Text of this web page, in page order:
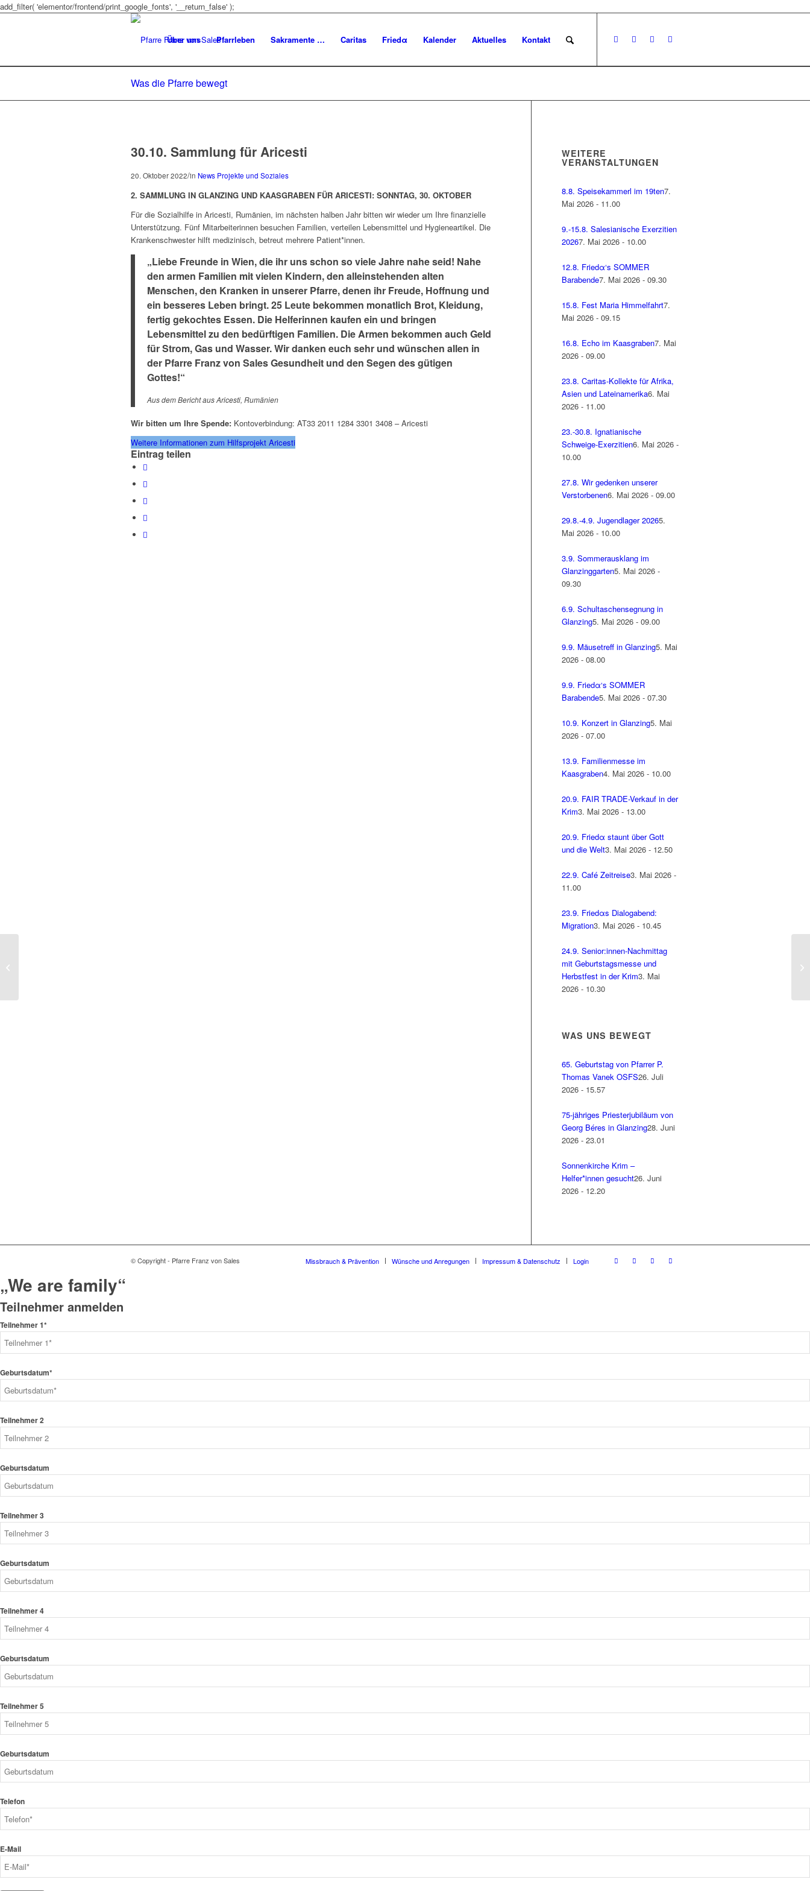
add_filter( 'elementor/frontend/print_google_fonts', '__return_false' );
Über uns Pfarrleben Sakramente … Caritas Friedα Kalender Aktuelles Kontakt
Was die Pfarre bewegt
30.10. Sammlung für Aricesti
20. Oktober 2022/in News Projekte und Soziales
2. SAMMLUNG IN GLANZING UND KAASGRABEN FÜR ARICESTI: SONNTAG, 30. OKTOBER
Für die Sozialhilfe in Aricesti, Rumänien, im nächsten halben Jahr bitten wir wieder um Ihre finanzielle
Unterstützung. Fünf Mitarbeiterinnen besuchen Familien, verteilen Lebensmittel und Hygieneartikel. Die
Krankenschwester hilft medizinisch, betreut mehrere Patient*innen.
„Liebe Freunde in Wien, die ihr uns schon so viele Jahre nahe seid! Nahe
den armen Familien mit vielen Kindern, den alleinstehenden alten
Menschen, den Kranken in unserer Pfarre, denen ihr Freude, Hoffnung und
ein besseres Leben bringt. 25 Leute bekommen monatlich Brot, Kleidung,
fertig gekochtes Essen. Die Helferinnen kaufen ein und bringen
Lebensmittel zu den bedürftigen Familien. Die Armen bekommen auch Geld
für Strom, Gas und Wasser. Wir danken euch sehr und wünschen allen in
der Pfarre Franz von Sales Gesundheit und den Segen des gütigen
Gottes!“
Aus dem Bericht aus Aricesti, Rumänien
Wir bitten um Ihre Spende: Kontoverbindung: AT33 2011 1284 3301 3408 – Aricesti
Weitere Informationen zum Hilfsprojekt Aricesti
Eintrag teilen
WEITERE
VERANSTALTUNGEN
8.8. Speisekammerl im 19ten7.
Mai 2026 - 11.00
9.-15.8. Salesianische Exerzitien
20267. Mai 2026 - 10.00
12.8. Friedα‘s SOMMER
Barabende7. Mai 2026 - 09.30
15.8. Fest Maria Himmelfahrt7.
Mai 2026 - 09.15
16.8. Echo im Kaasgraben7. Mai
2026 - 09.00
23.8. Caritas-Kollekte für Afrika,
Asien und Lateinamerika6. Mai
2026 - 11.00
23.-30.8. Ignatianische
Schweige-Exerzitien6. Mai 2026 -
10.00
27.8. Wir gedenken unserer
Verstorbenen6. Mai 2026 - 09.00
29.8.-4.9. Jugendlager 20265.
Mai 2026 - 10.00
3.9. Sommerausklang im
Glanzinggarten5. Mai 2026 -
09.30
6.9. Schultaschensegnung in
Glanzing5. Mai 2026 - 09.00
9.9. Mäusetreff in Glanzing5. Mai
2026 - 08.00
9.9. Friedα‘s SOMMER
Barabende5. Mai 2026 - 07.30
10.9. Konzert in Glanzing5. Mai
2026 - 07.00
13.9. Familienmesse im
Kaasgraben4. Mai 2026 - 10.00
20.9. FAIR TRADE-Verkauf in der
Krim3. Mai 2026 - 13.00
20.9. Friedα staunt über Gott
und die Welt3. Mai 2026 - 12.50
22.9. Café Zeitreise3. Mai 2026 -
11.00
23.9. Friedαs Dialogabend:
Migration3. Mai 2026 - 10.45
24.9. Senior:innen-Nachmittag
mit Geburtstagsmesse und
Herbstfest in der Krim3. Mai
2026 - 10.30
WAS UNS BEWEGT
65. Geburtstag von Pfarrer P.
Thomas Vanek OSFS26. Juli
2026 - 15.57
75-jähriges Priesterjubiläum von
Georg Béres in Glanzing28. Juni
2026 - 23.01
Sonnenkirche Krim –
Helfer*innen gesucht26. Juni
2026 - 12.20
© Copyright - Pfarre Franz von Sales Missbrauch & Prävention Wünsche und Anregungen Impressum & Datenschutz Login
„We are family“
Teilnehmer anmelden
Teilnehmer 1*
Geburtsdatum*
Teilnehmer 2
Geburtsdatum
Teilnehmer 3
Geburtsdatum
Teilnehmer 4
Geburtsdatum
Teilnehmer 5
Geburtsdatum
Telefon
E-Mail